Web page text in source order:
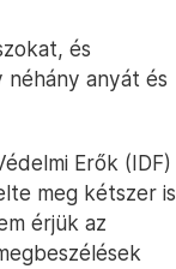
és
anyát és
Erők (IDF)
meg kétszer is
érjük az